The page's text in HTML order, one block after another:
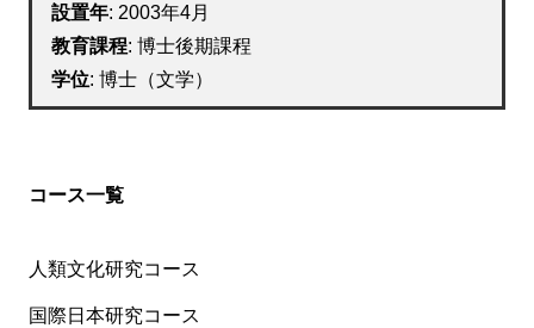
設置年: 2003年4月
教育課程: 博士後期課程
学位: 博士（文学）
コース一覧
人類文化研究コース
国際日本研究コース